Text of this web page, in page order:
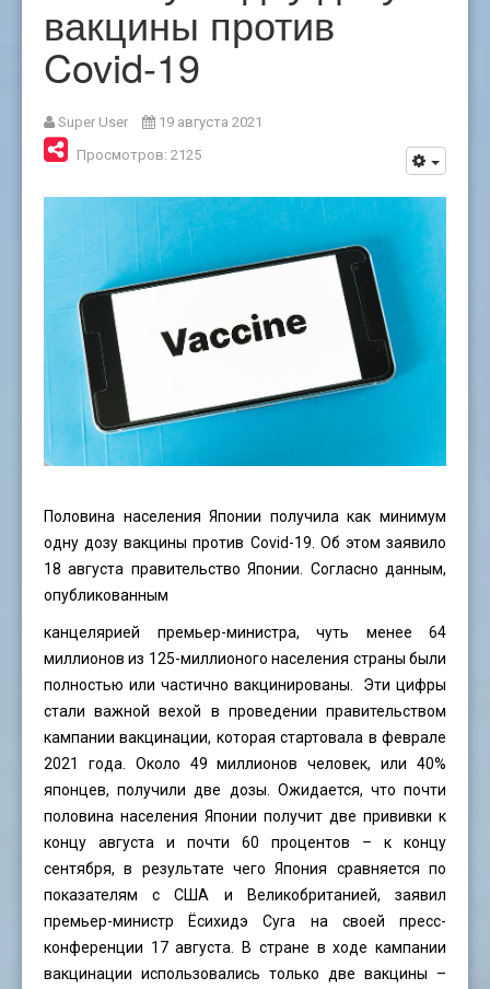
вакцины против
Covid-19
Super User
19 августа 2021
Просмотров: 2125
Половина населения Японии получила как минимум
одну дозу вакцины против Covid-19. Об этом заявило
18 августа правительство Японии. Согласно данным,
опубликованным
канцелярией премьер-министра, чуть менее 64
миллионов из 125-миллионого населения страны были
полностью или частично вакцинированы. Эти цифры
стали важной вехой в проведении правительством
кампании вакцинации, которая стартовала в феврале
2021 года. Около 49 миллионов человек, или 40%
японцев, получили две дозы. Ожидается, что почти
половина населения Японии получит две прививки к
концу августа и почти 60 процентов – к концу
сентября, в результате чего Япония сравняется по
показателям с США и Великобританией, заявил
премьер-министр Ёсихидэ Суга на своей пресс-
конференции 17 августа. В стране в ходе кампании
вакцинации использовались только две вакцины –